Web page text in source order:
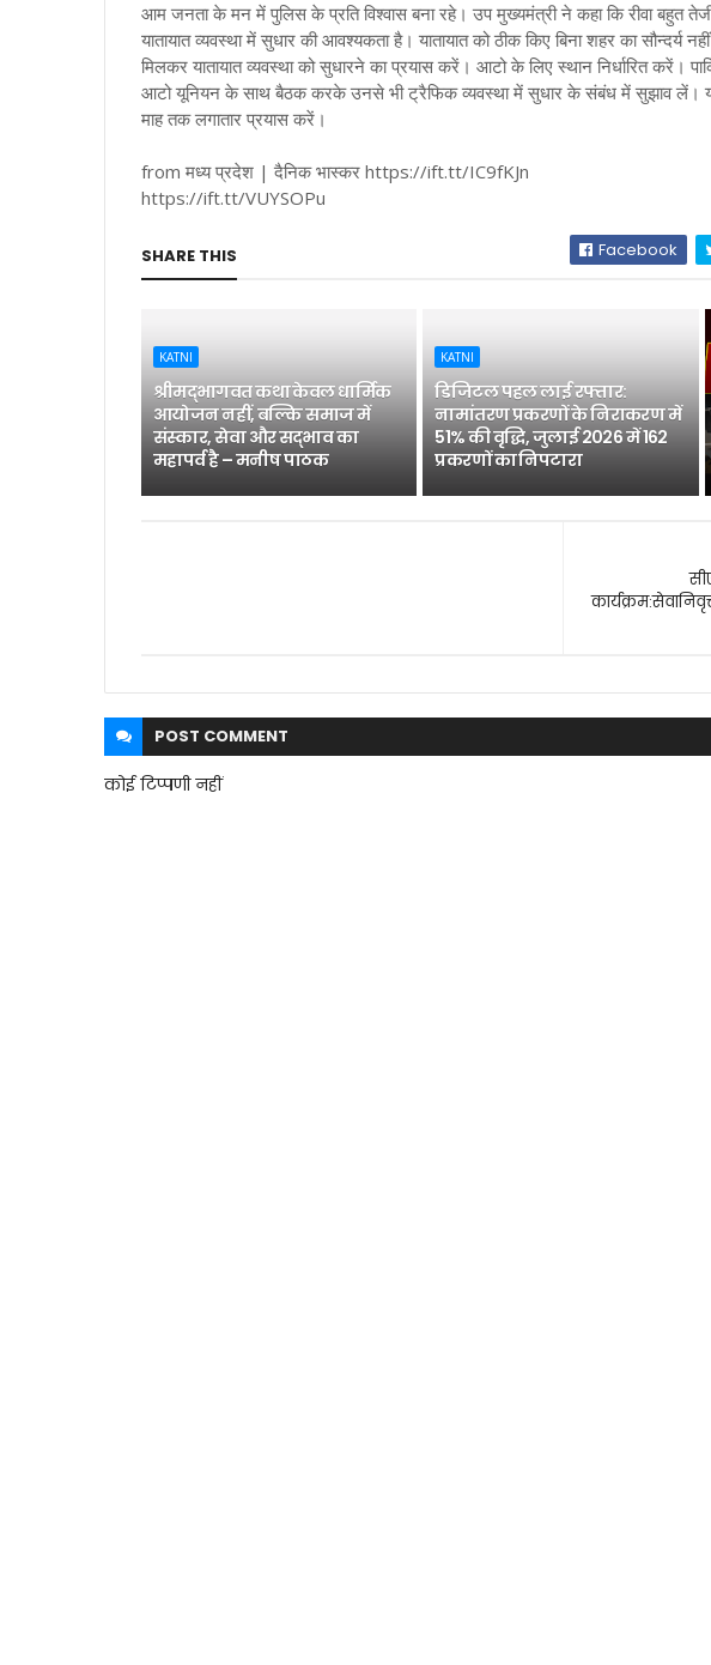
आम जनता के मन में पुलिस के प्रति विश्वास बना रहे। उप मुख्यमंत्री ने कहा कि रीवा बहुत
यातायात व्यवस्था में सुधार की आवश्यकता है। यातायात को ठीक किए बिना शहर का सौन्दर्य
मिलकर यातायात व्यवस्था को सुधारने का प्रयास करें। आटो के लिए स्थान निर्धारित करें।
आटो यूनियन के साथ बैठक करके उनसे भी ट्रैफिक व्यवस्था में सुधार के संबंध में सुझाव लें।
माह तक लगातार प्रयास करें।
from मध्य प्रदेश | दैनिक भास्कर https://ift.tt/IC9fKJn
https://ift.tt/VUYSOPu
SHARE THIS Facebook
KATNI
श्रीमद्भागवत कथा केवल धार्मिक
आयोजन नहीं, बल्कि समाज में
संस्कार, सेवा और सद्भाव का
महापर्व है – मनीष पाठक
KATNI
डिजिटल पहल लाई रफ्तार:
नामांतरण प्रकरणों के निराकरण में
51% की वृद्धि, जुलाई 2026 में 162
प्रकरणों का निपटारा
POST COMMENT
कोई टिप्पणी नहीं